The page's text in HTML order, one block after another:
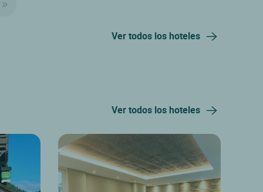
Ver todos los hoteles
Ver todos los hoteles